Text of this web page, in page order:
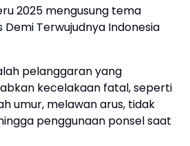
2025 mengusung tema
Demi Terwujudnya Indonesia
pelanggaran yang
kecelakaan fatal, seperti
umur, melawan arus, tidak
penggunaan ponsel saat